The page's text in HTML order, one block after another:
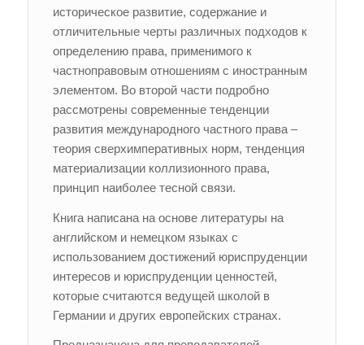
историческое развитие, содержание и
отличительные черты различных подходов к
определению права, применимого к
частноправовым отношениям с иностранным
элементом. Во второй части подробно
рассмотрены современные тенденции
развития международного частного права –
теория сверхимперативных норм, тенденция
материализации коллизионного права,
принцип наиболее тесной связи.
Книга написана на основе литературы на
английском и немецком языках с
использованием достижений юриспруденции
интересов и юриспруденции ценностей,
которые считаются ведущей школой в
Германии и других европейских странах.